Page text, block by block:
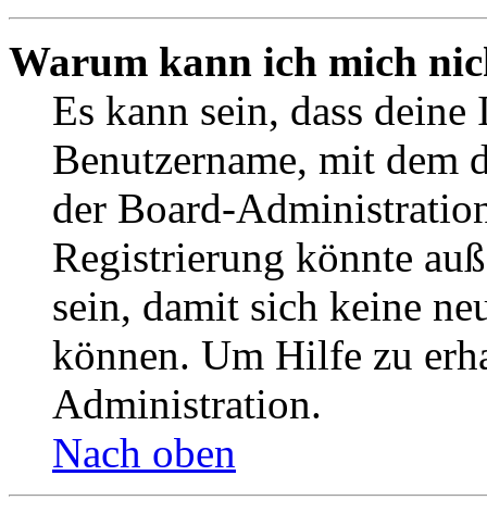
Warum kann ich mich
Es kann sein, dass
Benutzername, mit dem
der Board-
Registrierung könnte
sein, damit sich keine
können. Um Hilfe zu
Administration.
Nach oben